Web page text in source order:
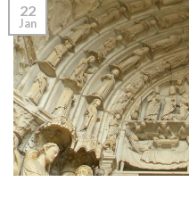
22
Jan